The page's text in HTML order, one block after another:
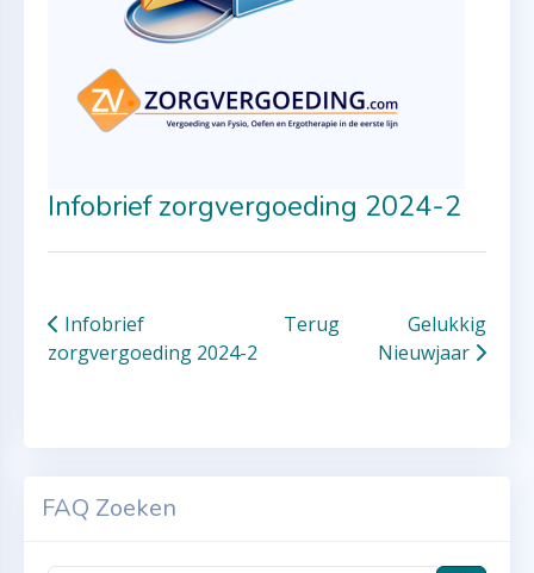
Infobrief zorgvergoeding 2024-2
Infobrief
zorgvergoeding 2024-2
Terug
Gelukkig
Nieuwjaar
FAQ Zoeken